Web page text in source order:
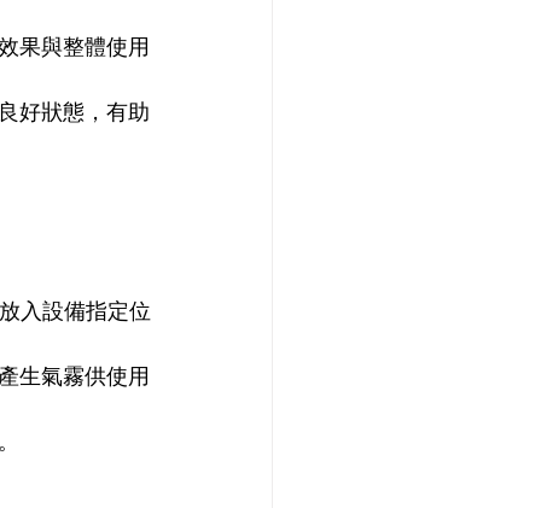
果與整體使用
好狀態，有助
入設備指定位
生氣霧供使用